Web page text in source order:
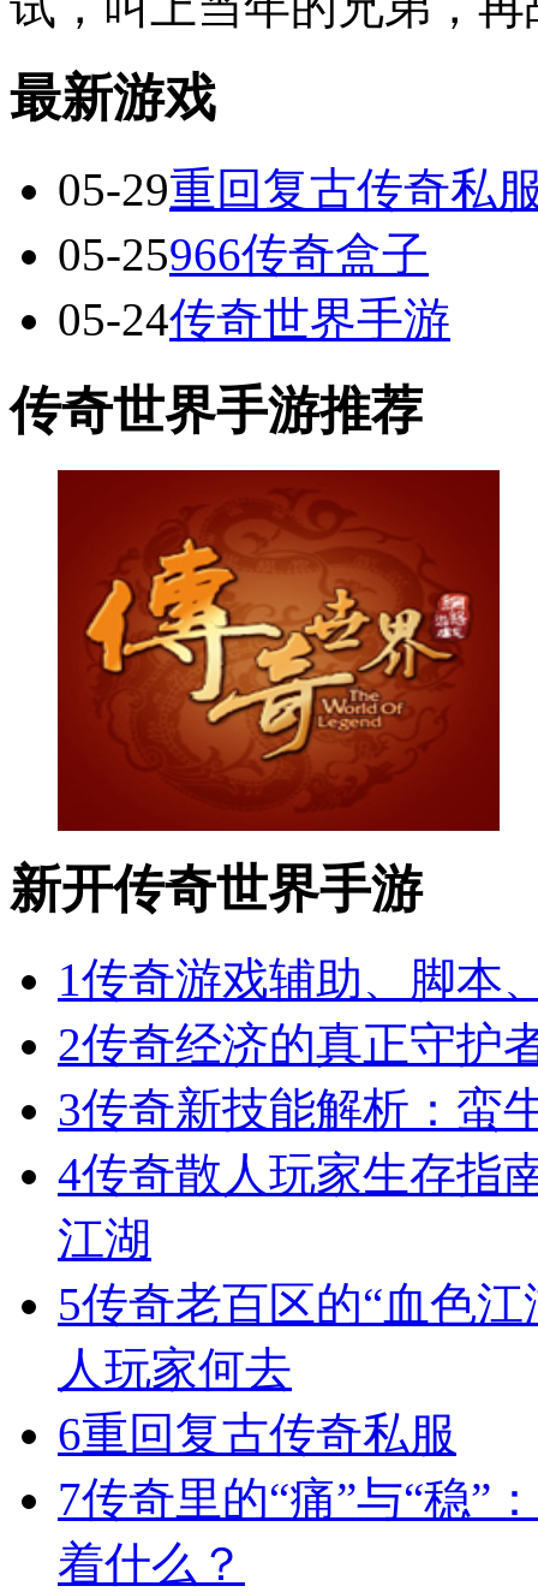
最新游戏
05-29重回复古传奇私
05-25966传奇盒子
05-24传奇世界手游
传奇世界手游推荐
新开传奇世界手游
1传奇游戏辅助、脚本
2传奇经济的真正守护
3传奇新技能解析：
4传奇散人玩家生存指
江湖
5传奇老百区的“血色
人玩家何去
6重回复古传奇私服
7传奇里的“痛”与“稳”
着什么？